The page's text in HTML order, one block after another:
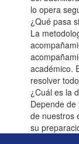
lo opera
¿Qué pasa
La
académico.
resolver
¿Cuál es la
Depende
de nuestros
su